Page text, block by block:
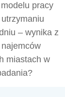
pracy
– wynika z
miastach w